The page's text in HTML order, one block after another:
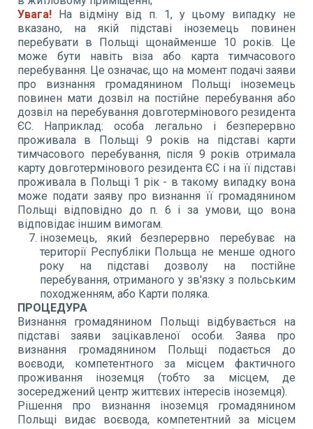
Увага! На відміну від п. 1, у цьому випадку не
вказано, на якій підставі іноземець повинен
перебувати в Польщі щонайменше 10 років. Це
може бути навіть віза або карта тимчасового
перебування. Це означає, що на момент подачі заяви
про визнання громадянином Польщі іноземець
повинен мати дозвіл на постійне перебування або
дозвіл на перебування довготермінового резидента
ЄС. Наприклад: особа легально і безперервно
проживала в Польщі 9 років на підставі карти
тимчасового перебування, після 9 років отримала
карту довготермінового резидента ЄС і на її підставі
проживала в Польщі 1 рік - в такому випадку вона
може подати заяву про визнання її громадянином
Польщі відповідно до п. 6 і за умови, що вона
відповідає іншим вимогам.
іноземець, який безперервно перебуває на
території Республіки Польща не менше одного
року на підставі дозволу на постійне
перебування, отриманого у зв'язку з польським
походженням, або Карти поляка.
ПРОЦЕДУРА
Визнання громадянином Польщі відбувається на
підставі заяви зацікавленої особи. Заява про
визнання громадянином Польщі подається до
воєводи, компетентного за місцем фактичного
проживання іноземця (тобто за місцем, де
зосереджений центр життєвих інтересів іноземця).
Рішення про визнання іноземця громадянином
Польщі видає воєвода, компетентний за місцем